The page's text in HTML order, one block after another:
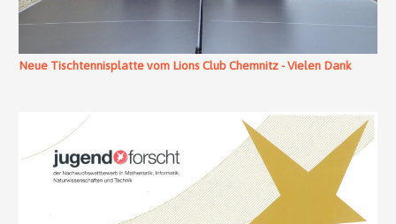
Neue Tischtennisplatte vom Lions Club Chemnitz - Vielen Dank